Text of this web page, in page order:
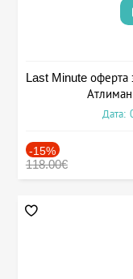
Last Minute оферта
Дата:
-15%
118.00€